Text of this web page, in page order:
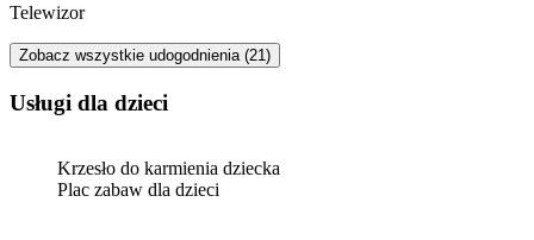
Telewizor
Zobacz wszystkie udogodnienia (21)
usługi dla dzieci
Krzesło do karmienia dziecka
Plac zabaw dla dzieci